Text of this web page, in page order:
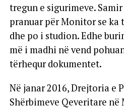
tregun e sigurimeve.
pranuar për Monitor se ka
dhe po i studion. Edhe
më i madhi në vend
tërhequr dokumentet.
Në janar 2016, Drejtoria e
Shërbimeve Qeveritare